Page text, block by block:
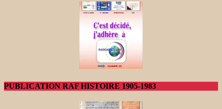
PUBLICATION RAF HISTOIRE 1905-1983